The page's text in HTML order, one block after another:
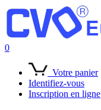
0
Votre panier
Identifiez-vous
Inscription en ligne